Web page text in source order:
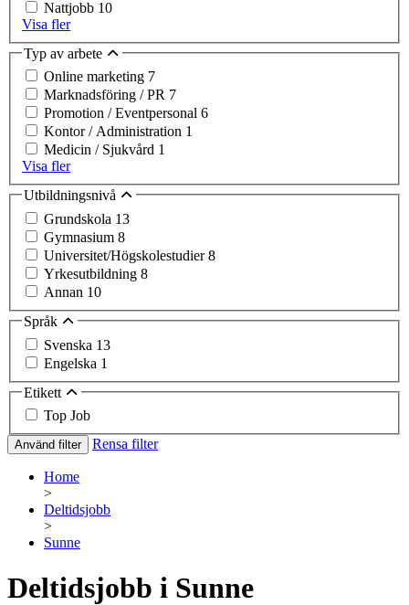
Nattjobb 10
Visa fler
Typ av arbete
Online marketing 7
Marknadsföring / PR 7
Promotion / Eventpersonal 6
Kontor / Administration 1
Medicin / Sjukvård 1
Visa fler
Utbildningsnivå
Grundskola 13
Gymnasium 8
Universitet/Högskolestudier8
Yrkesutbildning 8
Annan 10
Språk
Svenska 13
Engelska 1
Etikett
Top Job
Använd filter Rensa filter
Home
>
Deltidsjobb
>
Sunne
Deltidsjobb i Sunne